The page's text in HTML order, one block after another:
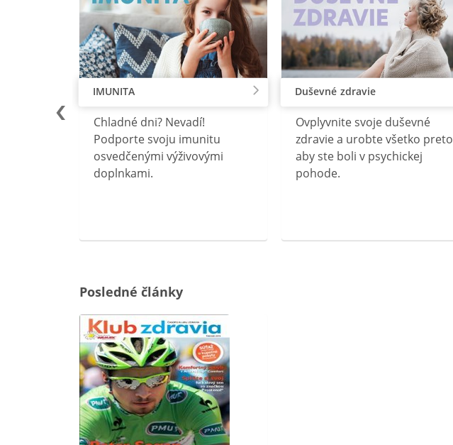
IMUNITA
Chladné dni? Nevadí!
Podporte svoju imunitu
osvedčenými výživovými
doplnkami.
Duševné zdravie
Ovplyvnite svoje duševné
zdravie a urobte všetko preto
aby ste boli v psychickej
pohode.
Posledné články